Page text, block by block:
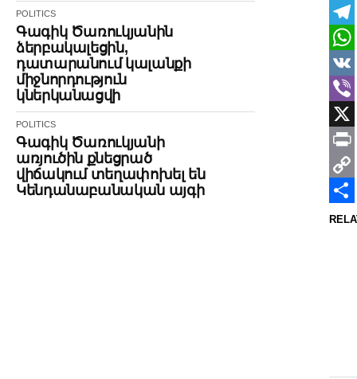
POLITICS
Գագիկ Ծառուկյանին
ձերբակալեցին,
դատարանում կալանքի
միջնորդություն
կներկանացվի
POLITICS
Գագիկ Ծառուկյանի
առյուծին քնեցրած
վիճակում տեղափոխել են
Կենդանաբանական այգի
VK
X
Print
Copy
Link